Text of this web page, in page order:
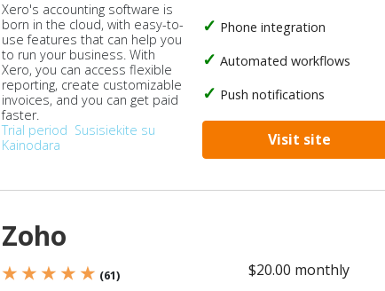
Xero's accounting software is
born in the cloud, with easy-to-
use features that can help you
to run your business. With
Xero, you can access flexible
reporting, create customizable
invoices, and you can get paid
faster.
Trial period Susisiekite su
Kainodara
Phone integration
Automated workflows
Push notifications
Visit site
Zoho
★ ★ ★ ★ ★ (61) $20.00 monthly